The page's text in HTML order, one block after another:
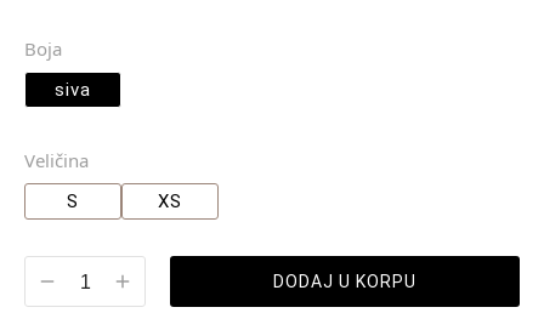
Boja
siva
Veličina
S XS
DODAJ U KORPU